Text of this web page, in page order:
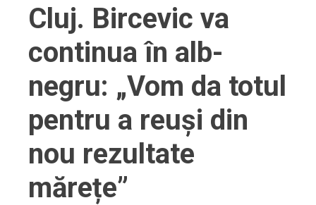
Cluj. Bircevic va
continua în alb-
negru: „Vom da totul
pentru a reuși din
nou rezultate
mărețe”